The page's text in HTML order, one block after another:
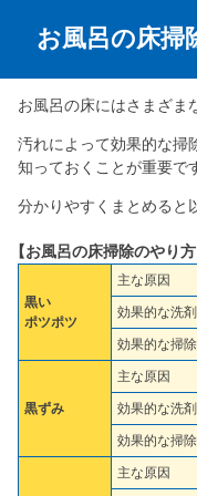
お風呂の床掃
お風呂の床にはさまざま
汚れによって効果的な掃
知っておくことが重要で
分かりやすくまとめると
【お風呂の床掃除のやり方
黒い
ポツポツ
主な原因
効果的な洗剤
効果的な掃
黒ずみ
主な原因
効果的な洗剤
効果的な掃
主な原因